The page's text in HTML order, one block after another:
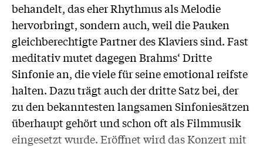
behandelt, das eher Rhythmus als Melodie
hervorbringt, sondern auch, weil die Pauken
gleichberechtigte Partner des Klaviers sind. Fast
meditativ mutet dagegen Brahms‘ Dritte
Sinfonie an, die viele für seine emotional reifste
halten. Dazu trägt auch der dritte Satz bei, der
zu den bekanntesten langsamen Sinfoniesätzen
überhaupt gehört und schon oft als Filmmusik
eingesetzt wurde. Eröffnet wird das Konzert mit